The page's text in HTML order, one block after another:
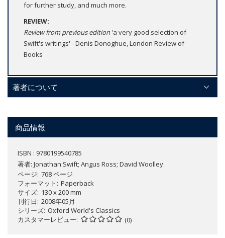
for further study, and much more.
REVIEW:
Review from previous edition'a very good selection of
Swift's writings' - Denis Donoghue, London Review of
Books
著者について
商品情報
ISBN : 9780199540785
著者: Jonathan Swift; Angus Ross; David Woolley
ページ 768 ページ
フォーマット
Paperback
サイズ 130 x 200 mm
刊行日 2008年05月
シリーズ Oxford World's Classics
カスタマーレビュー
(0)